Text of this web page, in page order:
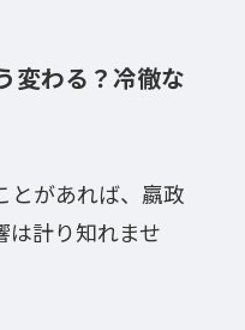
変わる？冷徹な
とがあれば、嬴政
は計り知れませ